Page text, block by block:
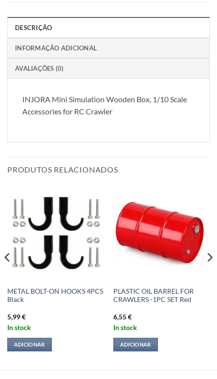
DESCRIÇÃO
INFORMAÇÃO ADICIONAL
AVALIAÇÕES (0)
INJORA Mini Simulation Wooden Box, 1/10 Scale
Accessories for RC Crawler
PRODUTOS RELACIONADOS
METAL BOLT-ON HOOKS 4PCS
Black
5,99€
In stock
ADICIONAR
PLASTIC OIL BARREL FOR
CRAWLERS -1PC SET Red
6,55€
In stock
ADICIONAR